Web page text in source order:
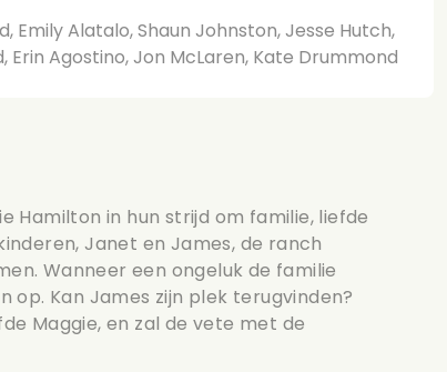
Emily Alatalo, Shaun Johnston, Jesse Hutch,
Erin Agostino, Jon McLaren, Kate Drummond
Hamilton in hun strijd om familie, liefde
Janet en James, de ranch
Wanneer een ongeluk de familie
Kan James zijn plek terugvinden?
Maggie, en zal de vete met de